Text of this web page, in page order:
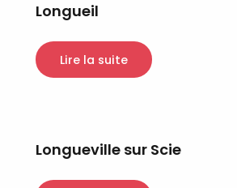
Longueil
Lire la suite
Longueville sur Scie